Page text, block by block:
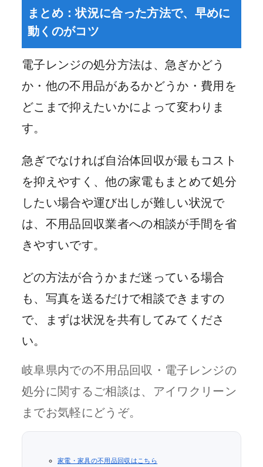
まとめ：状況に合った方法で、早めに
動くのがコツ
電子レンジの処分方法は、急ぎかどう
か・他の不用品があるかどうか・費用を
どこまで抑えたいかによって変わりま
す。
急ぎでなければ自治体回収が最もコスト
を抑えやすく、他の家電もまとめて処分
したい場合や運び出しが難しい状況で
は、不用品回収業者への相談が手間を省
きやすいです。
どの方法が合うかまだ迷っている場合
も、写真を送るだけで相談できますの
で、まずは状況を共有してみてくださ
い。
岐阜県内での不用品回収・電子レンジの
処分に関するご相談は、アイワクリーン
までお気軽にどうぞ。
家電・家具の不用品回収はこちら